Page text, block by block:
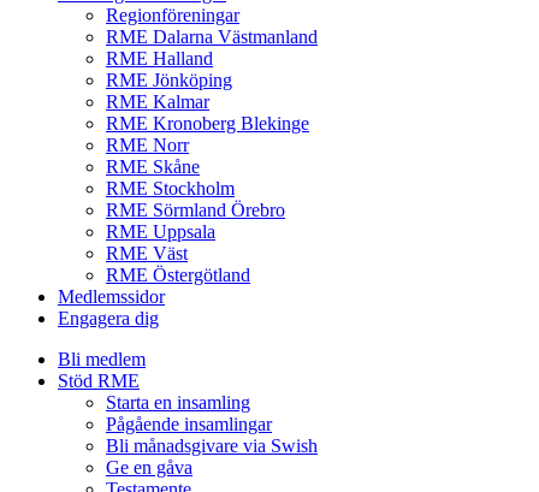
Regionföreningar
RME Dalarna Västmanland
RME Halland
RME Jönköping
RME Kalmar
RME Kronoberg Blekinge
RME Norr
RME Skåne
RME Stockholm
RME Sörmland Örebro
RME Uppsala
RME Väst
RME Östergötland
Medlemssidor
Engagera dig
Bli medlem
Stöd RME
Starta en insamling
Pågående insamlingar
Bli månadsgivare via Swish
Ge en gåva